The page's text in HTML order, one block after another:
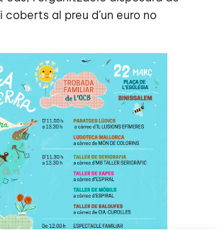
al preu d’un euro no